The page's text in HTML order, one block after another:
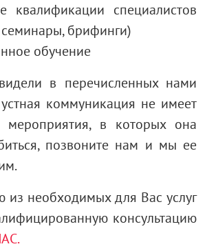
квалификации специалистов
семинары, брифинги)
обучение
в перечисленных нами
устная коммуникация не имеет
мероприятия, в которых она
позвоните нам и мы ее
из необходимых для Вас услуг
консультацию